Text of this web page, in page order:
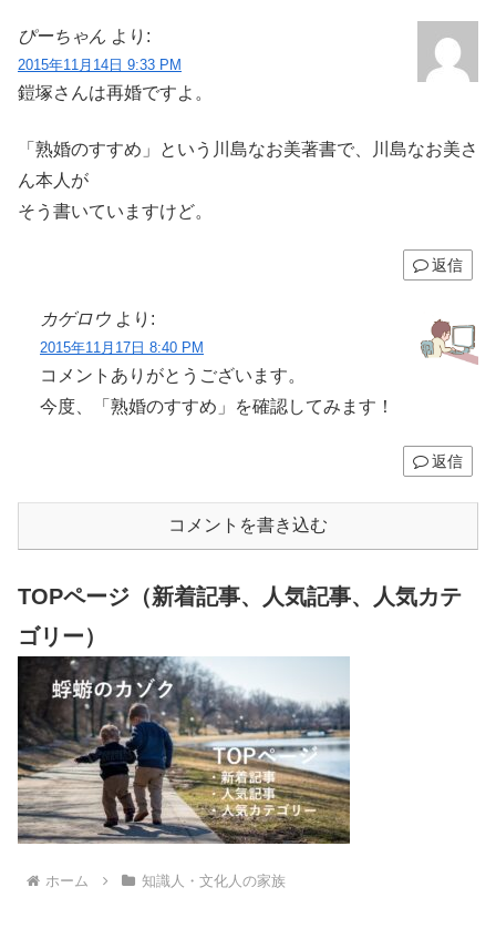
ぴーちゃん より:
2015年11月14日 9:33 PM
鎧塚さんは再婚ですよ。
「熟婚のすすめ」という川島なお美著書で、川島なお美さ
ん本人が
そう書いていますけど。
返信
カゲロウ より:
2015年11月17日 8:40 PM
コメントありがとうございます。
今度、「熟婚のすすめ」を確認してみます！
返信
コメントを書き込む
TOPページ（新着記事、人気記事、人気カテ
ゴリー）
ホーム 知識人・文化人の家族